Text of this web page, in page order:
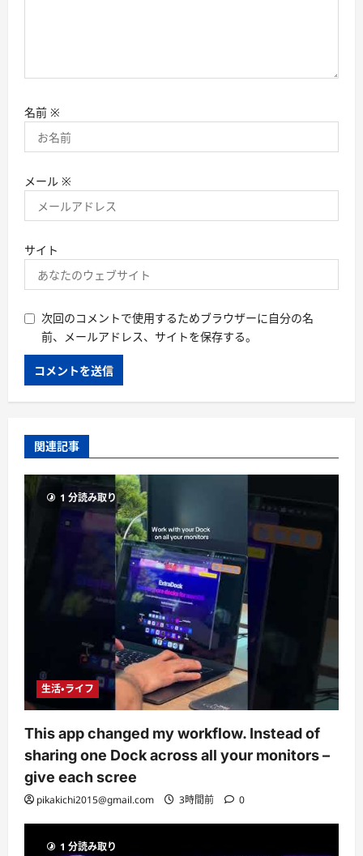
名前 ※
メール ※
サイト
次回のコメントで使用するためブラウザーに自分の名
前、メールアドレス、サイトを保存する。
関連記事
1 分読み取り
生活・ライフ
This app changed my workflow. Instead of
sharing one Dock across all your monitors –
give each scree
pikakichi2015@gmail.com 3時間前 0
1 分読み取り